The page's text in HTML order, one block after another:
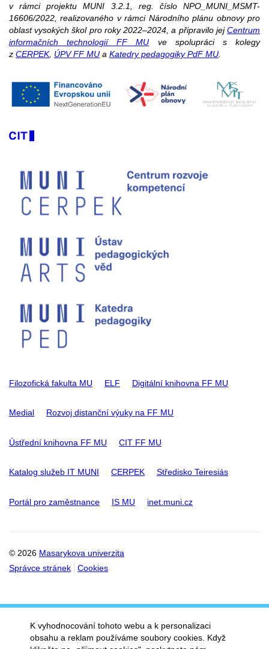
v rámci projektu MUNI 3.2.1, reg. číslo NPO_MUNI_MSMT-
16606/2022, realizovaného v rámci Národního plánu obnovy pro
oblast vysokých škol pro roky 2022–2024, a připravilo jejCentrum
informačních technologií FF MU ve spolupráci s kolegy
z CERPEK, ÚPV FF MU a Katedry pedagogiky PdF MU.
Filozofická fakulta MU ELF Digitální knihovna FF MU
Medial Rozvoj distanční výuky na FF MU
Ústřední knihovna FF MU CIT FF MU
Katalog služeb IT MUNI CERPEK Středisko Teiresiás
Portál pro zaměstnance IS MU inet.muni.cz
© 2026 Masarykova univerzita
Správce stránek
Cookies
K vyhodnocování tohoto webu a k personalizaci
obsahu a reklam používáme soubory cookies. Když